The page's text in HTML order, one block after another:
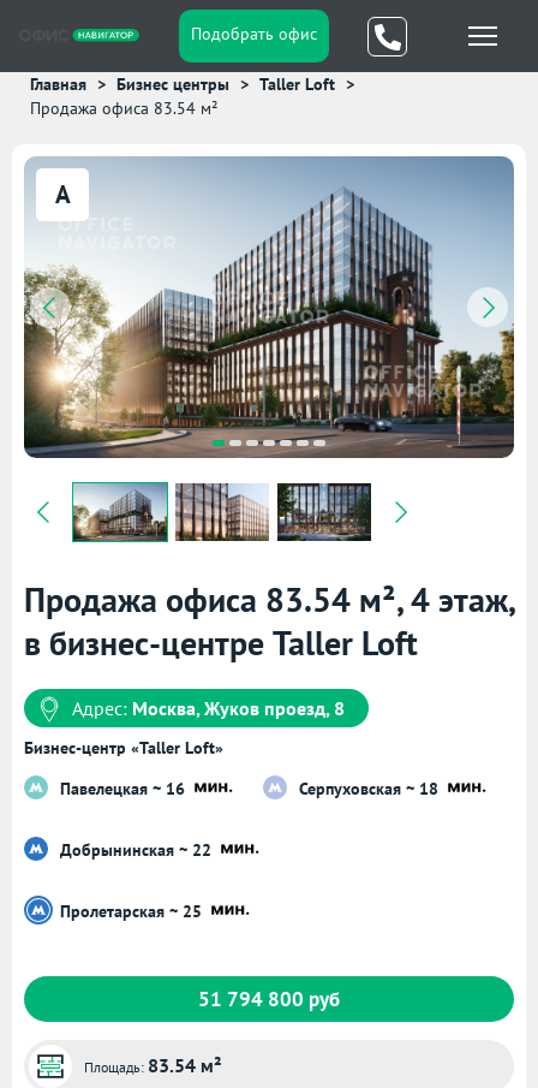
Подобрать офис
Главная Бизнес центры
Taller Loft
Продажа офиса 83.54 м²
A
Продажа офиса 83.54 м², 4 этаж,
в бизнес-центре Taller Loft
Адрес: Москва, Жуков проезд, 8
Бизнес-центр «Taller Loft»
Павелецкая ~ 16
Серпуховская ~ 18
Добрынинская ~ 22
Пролетарская ~ 25
51 794 800 руб
Площадь: 83.54 м²